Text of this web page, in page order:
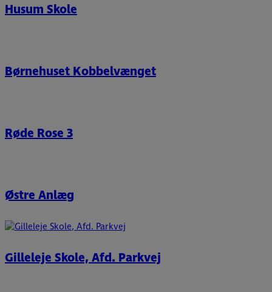
Husum Skole
Børnehuset Kobbelvænget
Røde Rose 3
Østre Anlæg
Gilleleje Skole, Afd. Parkvej